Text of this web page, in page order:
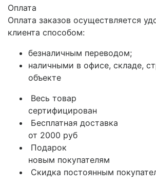
Оплата
Оплата заказов осуществляется
клиента способом:
безналичным переводом;
наличными в офисе, складе,
объекте
Весь товар
сертифицирован
Бесплатная доставка
от 2000 руб
Подарок
новым покупателям
Скидка постоянным